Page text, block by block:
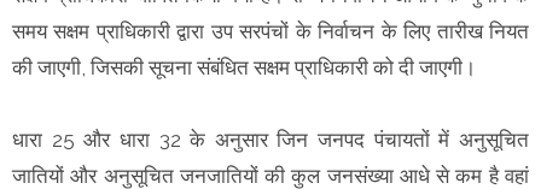
समय सक्षम प्राधिकारी द्वारा उप सरपंचों के निर्वाचन के लिए तारीख नियत
की जाएगी, जिसकी सूचना संबंधित सक्षम प्राधिकारी को दी जाएगी।
धारा 25 और धारा 32 के अनुसार जिन जनपद पंचायतों में अनुसूचित
जातियों और अनुसूचित जनजातियों की कुल जनसंख्या आधे से कम है वहां